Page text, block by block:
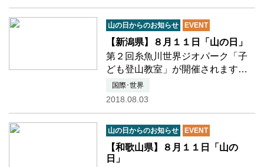
て、国立公園・大…つづきを読む
山の日からのお知らせ EVENT
【新潟県】８月１１日「山の日」
第２回糸魚川世界ジオパーク「子
ども登山教室」が開催されます。
■期日：２０１８年８月１１日
（土・祝） ■場所：糸魚川市 蓮
４年生～６年生（小学３年…つづ
きを読む
国際･世界
2018.08.03
山の日からのお知らせ EVENT
【和歌山県】８月１１日「山の
日」